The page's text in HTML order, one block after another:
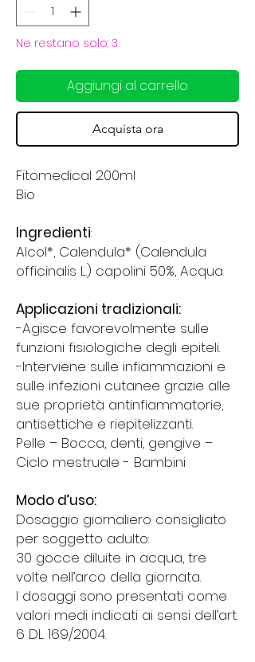
Ne restano solo: 3
Aggiungi al carrello
Acquista ora
Fitomedical 200ml
Bio
Ingredienti:
Alcol*, Calendula* (Calendula
officinalis L.) capolini 50%, Acqua
Applicazioni tradizionali:
-Agisce favorevolmente sulle
funzioni fisiologiche degli epiteli.
-Interviene sulle infiammazioni e
sulle infezioni cutanee grazie alle
sue proprietà antinfiammatorie,
antisettiche e riepitelizzanti.
Pelle – Bocca, denti, gengive –
Ciclo mestruale - Bambini
Modo d’uso:
Dosaggio giornaliero consigliato
per soggetto adulto:
30 gocce diluite in acqua, tre
volte nell’arco della giornata.
I dosaggi sono presentati come
valori medi indicati ai sensi dell’art.
6 DL 169/2004.